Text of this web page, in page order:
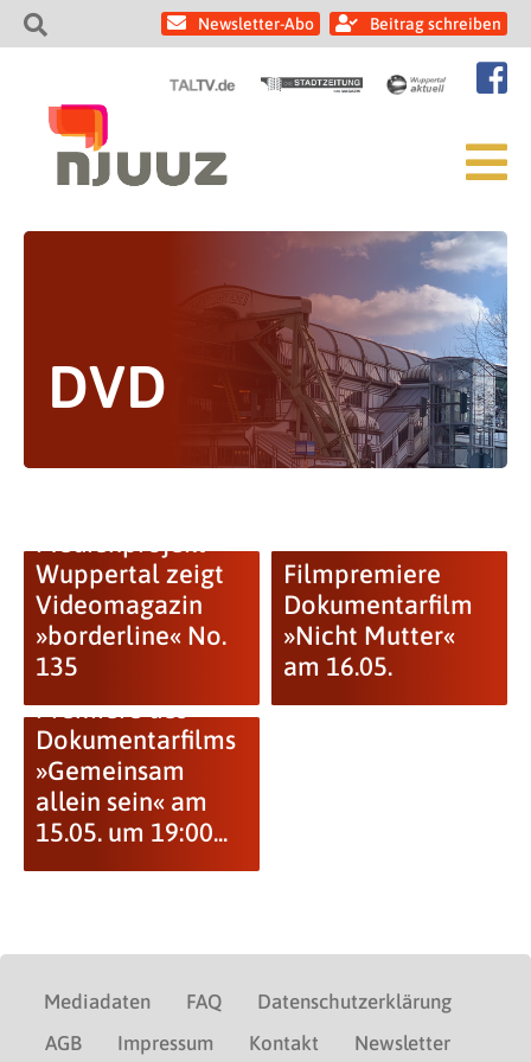
Newsletter-Abo Beitrag schreiben
DVD
Wuppertal zeigt
Videomagazin
»borderline« No.
135
Filmpremiere
Dokumentarfilm
»Nicht Mutter«
am 16.05.
Premiere des
Dokumentarfilms
»Gemeinsam
allein sein« am
15.05. um 19:00...
Mediadaten FAQ
Datenschutzerklärung
AGB
Impressum Kontakt Newsletter